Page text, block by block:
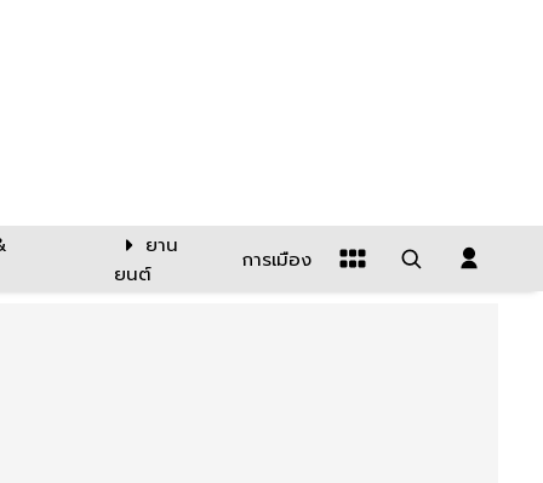
ยาน
ยนต์
การเมือง